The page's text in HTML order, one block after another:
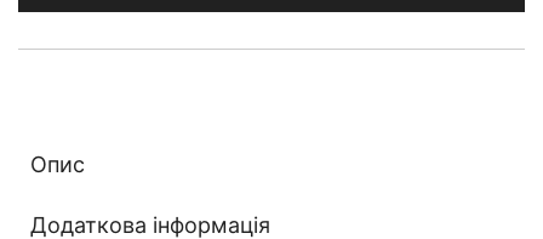
Опис
Додаткова інформація